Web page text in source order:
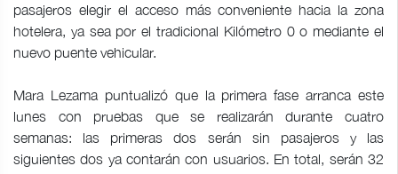
pasajeros elegir el acceso más conveniente hacia la zona
hotelera, ya sea por el tradicional Kilómetro 0 o mediante el
nuevo puente vehicular.
Mara Lezama puntualizó que la primera fase arranca este
lunes con pruebas que se realizarán durante cuatro
semanas: las primeras dos serán sin pasajeros y las
siguientes dos ya contarán con usuarios. En total, serán 32